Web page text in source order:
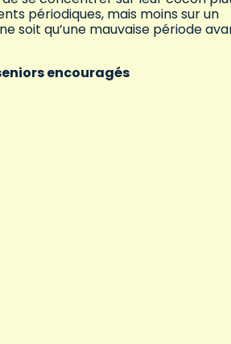
périodiques, mais moins sur un
soit qu’une mauvaise période
encouragés